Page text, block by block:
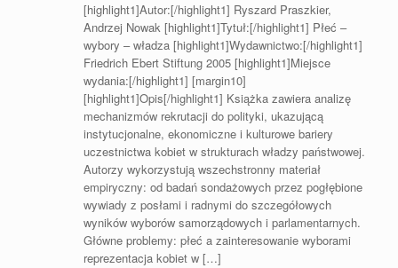
[highlight1]Autor:[/highlight1] Ryszard Praszkier,
Andrzej Nowak [highlight1]Tytuł:[/highlight1] Płeć –
wybory – władza [highlight1]Wydawnictwo:[/highlight1]
Friedrich Ebert Stiftung 2005 [highlight1]Miejsce
wydania:[/highlight1] [margin10]
[highlight1]Opis[/highlight1] Książka zawiera analizę
mechanizmów rekrutacji do polityki, ukazującą
instytucjonalne, ekonomiczne i kulturowe bariery
uczestnictwa kobiet w strukturach władzy państwowej.
Autorzy wykorzystują wszechstronny materiał
empiryczny: od badań sondażowych przez pogłębione
wywiady z posłami i radnymi do szczegółowych
wyników wyborów samorządowych i parlamentarnych.
Główne problemy: płeć a zainteresowanie wyborami
reprezentacja kobiet w […]